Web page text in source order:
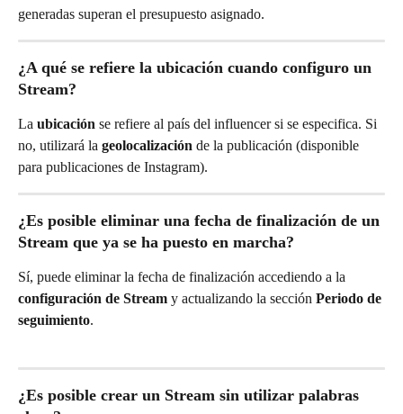
generadas superan el presupuesto asignado.
¿A qué se refiere la ubicación cuando configuro un
Stream?
La ubicación se refiere al país del influencer si se especifica. Si
no, utilizará la geolocalización de la publicación (disponible
para publicaciones de Instagram).
¿Es posible eliminar una fecha de finalización de un
Stream que ya se ha puesto en marcha?
Sí, puede eliminar la fecha de finalización accediendo a la
configuración de Stream y actualizando la sección Periodo de
seguimiento.
¿Es posible crear un Stream sin utilizar palabras